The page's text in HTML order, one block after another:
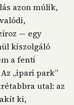
azon múlik,
— egy
kiszolgáló
a fenti
„ipari park”
utal: az
ki,